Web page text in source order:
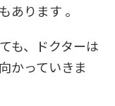
あります 。
も、ドクターは
かっていきま